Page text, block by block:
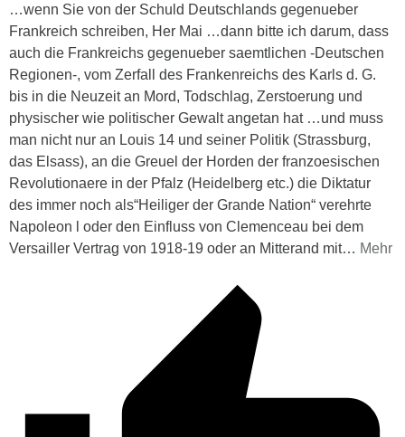
…wenn Sie von der Schuld Deutschlands gegenueber
Frankreich schreiben, Her Mai …dann bitte ich darum, dass
auch die Frankreichs gegenueber saemtlichen -Deutschen
Regionen-, vom Zerfall des Frankenreichs des Karls d. G.
bis in die Neuzeit an Mord, Todschlag, Zerstoerung und
physischer wie politischer Gewalt angetan hat …und muss
man nicht nur an Louis 14 und seiner Politik (Strassburg,
das Elsass), an die Greuel der Horden der franzoesischen
Revolutionaere in der Pfalz (Heidelberg etc.) die Diktatur
des immer noch als“Heiliger der Grande Nation“ verehrte
Napoleon l oder den Einfluss von Clemenceau bei dem
Versailler Vertrag von 1918-19 oder an Mitterand mit… Mehr